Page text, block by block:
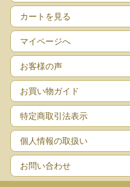
カートを見る
マイページへ
お客様の声
お買い物ガイド
特定商取引法表示
個人情報の取扱い
お問い合わせ